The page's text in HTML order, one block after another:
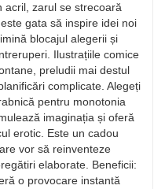
acril, zarul se strecoară
gata să inspire idei noi
blocajul alegerii și
Ilustrațiile comice
preludii mai destul
complicate. Alegeți
pentru monotonia
imaginația și oferă
erotic. Este un cadou
vor să reinventeze
elaborate. Beneficii:
o provocare instantă